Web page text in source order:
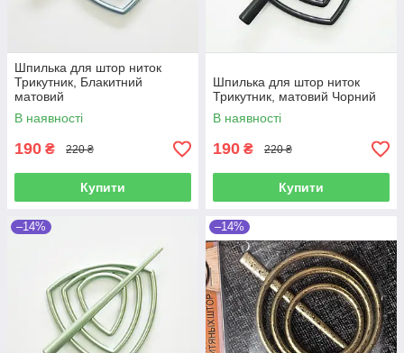
Шпилька для штор ниток
Трикутник, Блакитний
матовий
В наявності
190 ₴ 220 ₴
Купити
Шпилька для штор ниток
Трикутник, матовий Чорний
В наявності
190 ₴ 220 ₴
Купити
–14% –14%